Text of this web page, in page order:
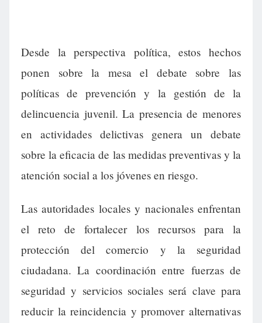
Desde la perspectiva política, estos hechos
ponen sobre la mesa el debate sobre las
políticas de prevención y la gestión de la
delincuencia juvenil. La presencia de menores
en actividades delictivas genera un debate
sobre la eficacia de las medidas preventivas y la
atención social a los jóvenes en riesgo.
Las autoridades locales y nacionales enfrentan
el reto de fortalecer los recursos para la
protección del comercio y la seguridad
ciudadana. La coordinación entre fuerzas de
seguridad y servicios sociales será clave para
reducir la reincidencia y promover alternativas